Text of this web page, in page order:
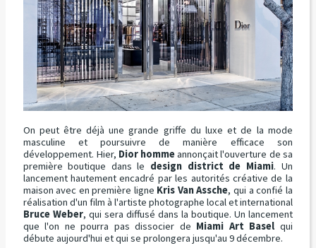
On peut être déjà une grande griffe du luxe et de la mode
masculine et poursuivre de manière efficace son
développement. Hier, Dior hommeannonçait l'ouverture de sa
première boutique dans le design district de Miami. Un
lancement hautement encadré par les autorités créative de la
maison avec en première ligne Kris Van Assche, qui a confié la
réalisation d'un film à l'artiste photographe local et international
Bruce Weber, qui sera diffusé dans la boutique. Un lancement
que l'on ne pourra pas dissocier de Miami Art Basel qui
débute aujourd'hui et qui se prolongera jusqu'au 9 décembre.